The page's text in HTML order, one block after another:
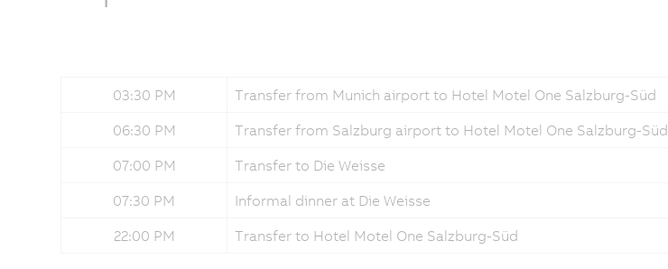
03:30 PM
Transfer from Munich airport to Hotel Motel One Salzburg-Süd
06:30 PM
Transfer from Salzburg airport to Hotel Motel One Salzburg-Süd
07:00 PM
Transfer to Die Weisse
07:30 PM
Informal dinner at Die Weisse
22:00 PM
Transfer to Hotel Motel One Salzburg-Süd